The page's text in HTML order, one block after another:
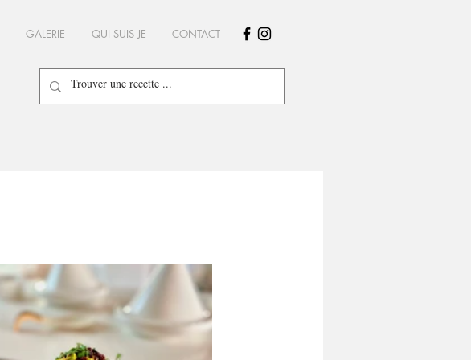
GALERIE QUI SUIS JE CONTACT